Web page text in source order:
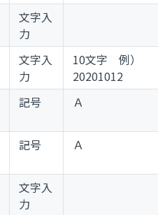
文字入
力
文字入
力
10文字 例）
20201012
記号 Ａ
記号 Ａ
文字入
力